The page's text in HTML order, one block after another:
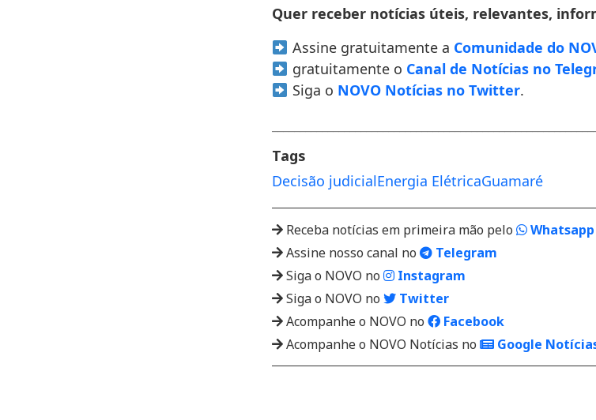
Quer receber notícias úteis, relevantes,
Assine gratuitamente a Comunidade do
gratuitamente o Canal de Notícias no
Siga o NOVO Notícias no Twitter.
Tags
Decisão judicialEnergia ElétricaGuamaré
Receba notícias em primeira mão pelo
Whatsapp
Assine nosso canal no
Telegram
Siga o NOVO no
Instagram
Siga o NOVO no
Twitter
Acompanhe o NOVO no
Facebook
Acompanhe o NOVO Notícias no
Google